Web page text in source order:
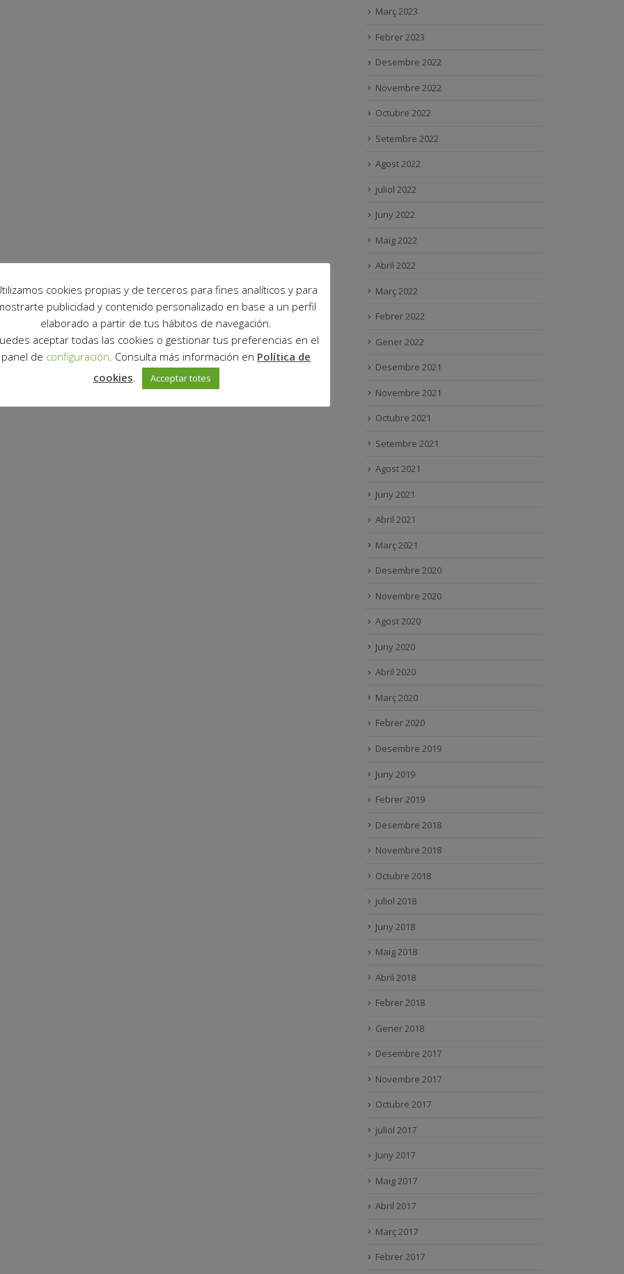
Març 2023
Febrer 2023
Desembre 2022
Novembre 2022
Octubre 2022
Setembre 2022
Agost 2022
juliol 2022
Juny 2022
Maig 2022
Abril 2022
Març 2022
Febrer 2022
Gener 2022
Desembre 2021
Novembre 2021
Octubre 2021
Setembre 2021
Agost 2021
Juny 2021
Abril 2021
Març 2021
Desembre 2020
Novembre 2020
Agost 2020
Juny 2020
Abril 2020
Març 2020
Febrer 2020
Desembre 2019
Juny 2019
Febrer 2019
Desembre 2018
Novembre 2018
Octubre 2018
juliol 2018
Juny 2018
Maig 2018
Abril 2018
Febrer 2018
Gener 2018
Desembre 2017
Novembre 2017
Octubre 2017
juliol 2017
Juny 2017
Maig 2017
Abril 2017
Març 2017
Febrer 2017
cookies propias y de terceros para fines analíticos y para
publicidad y contenido personalizado en base a un perfil
elaborado a partir de tus hábitos de navegación.
aceptar todas las cookies o gestionar tus preferencias en el
panel de configuración . Consulta más información en Política de
cookies
Acceptar totes